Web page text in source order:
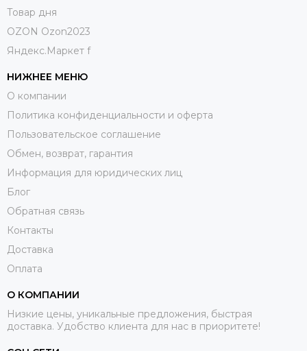
Товар дня
OZON Ozon2023
Яндекс.Маркет f
НИЖНЕЕ МЕНЮ
О компании
Политика конфиденциальности и оферта
Пользовательское соглашение
Обмен, возврат, гарантия
Информация для юридических лиц
Блог
Обратная связь
Контакты
Доставка
Оплата
О КОМПАНИИ
Низкие цены, уникальные предложения, быстрая
доставка. Удобство клиента для нас в приоритете!